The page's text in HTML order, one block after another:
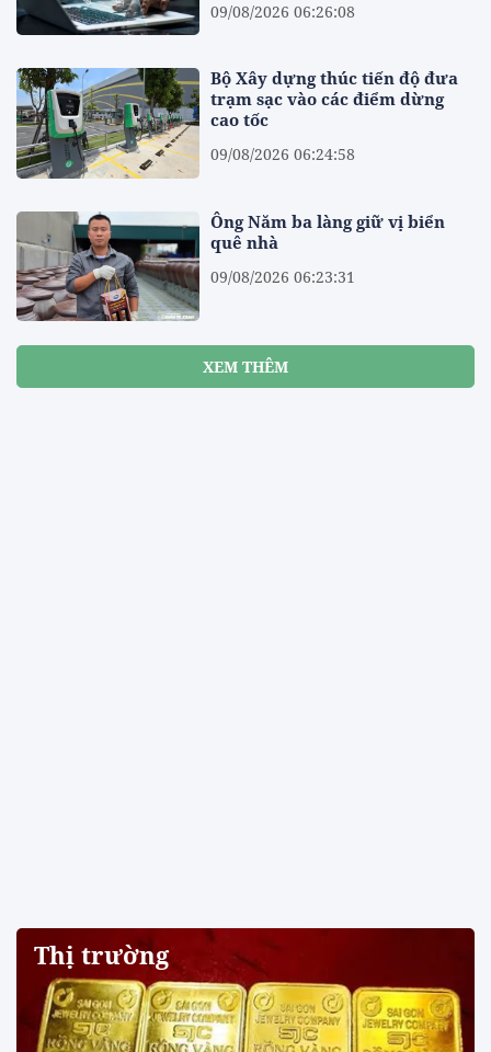
09/08/2026 06:26:08
Bộ Xây dựng thúc tiến độ đưa
trạm sạc vào các điểm dừng
cao tốc
09/08/2026 06:24:58
Ông Năm ba làng giữ vị biển
quê nhà
09/08/2026 06:23:31
XEM THÊM
Thị trường